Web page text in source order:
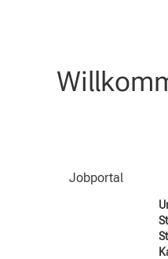
Jobportal